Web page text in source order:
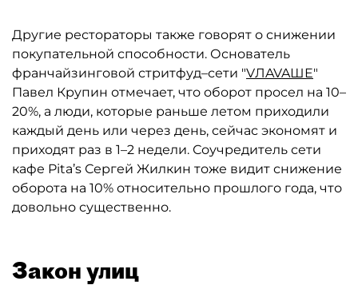
Другие рестораторы также говорят о снижении
покупательной способности. Основатель
франчайзинговой стритфуд–сети "VЛAVAШЕ"
Павел Крупин отмечает, что оборот просел на 10–
20%, а люди, которые раньше летом приходили
каждый день или через день, сейчас экономят и
приходят раз в 1–2 недели. Соучредитель сети
кафе Pita’s Сергей Жилкин тоже видит снижение
оборота на 10% относительно прошлого года, что
довольно существенно.
Закон улиц